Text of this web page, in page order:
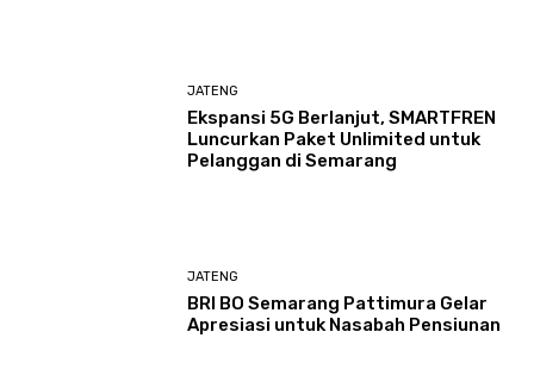
JATENG
Ekspansi 5G Berlanjut, SMARTFREN
Luncurkan Paket Unlimited untuk
Pelanggan di Semarang
JATENG
BRI BO Semarang Pattimura Gelar
Apresiasi untuk Nasabah Pensiunan